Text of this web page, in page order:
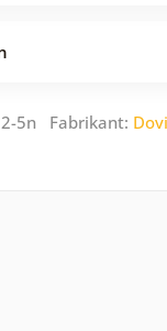
5n Fabrikant: